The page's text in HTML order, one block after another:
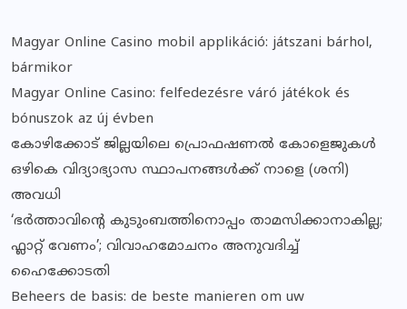
Magyar Online Casino mobil applikáció: játszani bárhol,
bármikor
Magyar Online Casino: felfedezésre váró játékok és
bónuszok az új évben
കോഴിക്കോട് ജില്ലയിലെ പ്രൊഫഷണൽ കോളെജുകൾ
ഒഴികെ വിദ്യാഭ്യാസ സ്ഥാപനങ്ങൾക്ക് നാളെ (ശനി)
അവധി
‘ഭർത്താവിന്റെ കുടുംബത്തിനൊപ്പം താമസിക്കാനാകില്ല;
ഫ്ലാറ്റ് വേണം’; വിവാഹമോചനം അനുവദിച്ച്
ഹൈക്കോടതി
Beheers de basis: de beste manieren om uw